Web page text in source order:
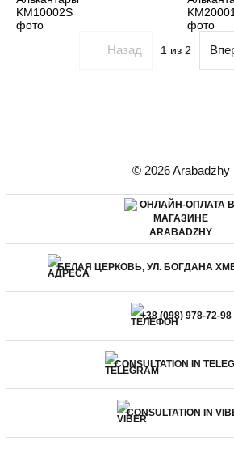
Назад 1 из 2
© 2026 Arabadzhy
БЕЛАЯ ЦЕРКОВЬ, УЛ. БОГДАНА
+38 (098) 978-72-98
CONSULTATION IN
CONSULTATION IN